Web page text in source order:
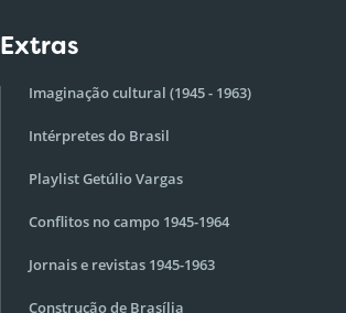
Extras
Imaginação cultural (1945 - 1963)
Intérpretes do Brasil
Playlist Getúlio Vargas
Conflitos no campo 1945-1964
Jornais e revistas 1945-1963
Construção de Brasília